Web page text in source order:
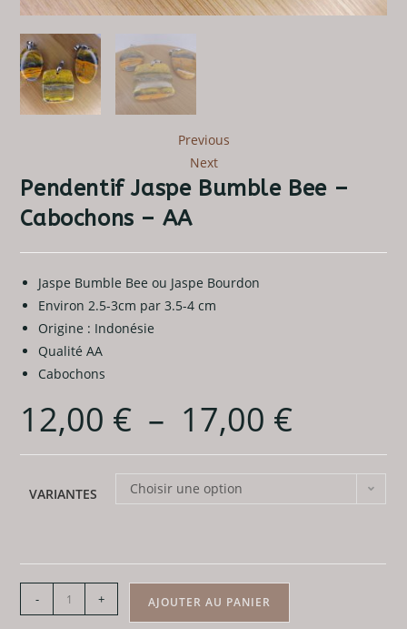
Previous
Next
Pendentif Jaspe Bumble Bee –
Cabochons – AA
Jaspe Bumble Bee ou Jaspe Bourdon
Environ 2.5-3cm par 3.5-4 cm
Origine : Indonésie
Qualité AA
Cabochons
12,00 € – 17,00 €Plage
à
17,00 €
VARIANTES
Choisir une option
quantité
de
- + AJOUTER AU PANIER